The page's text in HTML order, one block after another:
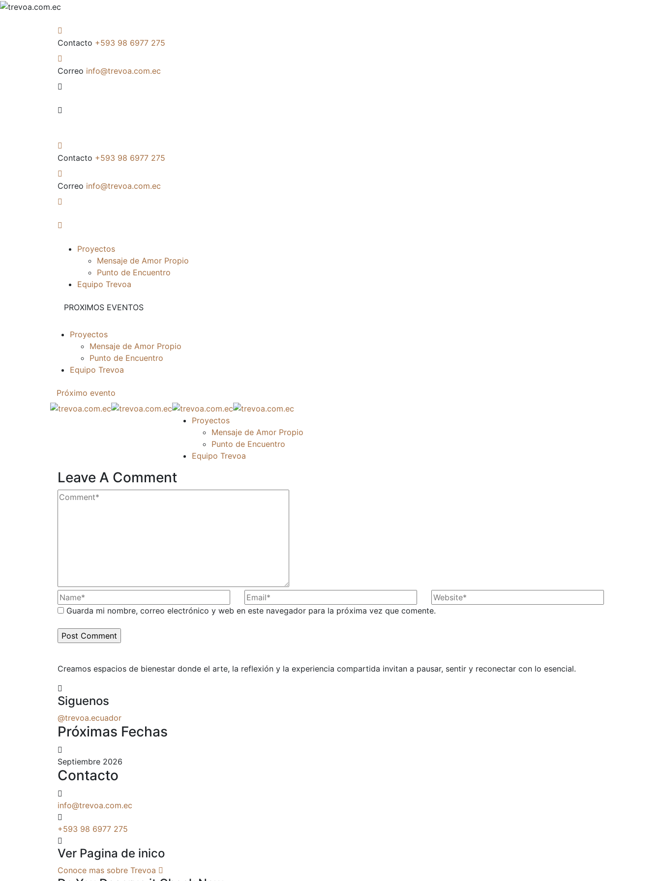
Contacto +593 98 6977 275
Correo info@trevoa.com.ec
Contacto +593 98 6977 275
Correo info@trevoa.com.ec
Proyectos
Mensaje de Amor Propio
Punto de Encuentro
Equipo Trevoa
PROXIMOS EVENTOS
Proyectos
Mensaje de Amor Propio
Punto de Encuentro
Equipo Trevoa
Próximo evento
Proyectos
Mensaje de Amor Propio
Punto de Encuentro
Equipo Trevoa
Leave A Comment
Guarda mi nombre, correo electrónico y web en este navegador para la próxima vez que comente.
Creamos espacios de bienestar donde el arte, la reflexión y la experiencia compartida invitan a pausar, sentir y reconectar con lo esencial.
Siguenos
@trevoa.ecuador
Próximas Fechas
Septiembre 2026
Contacto
info@trevoa.com.ec
+593 98 6977 275
Ver Pagina de inico
Conoce mas sobre Trevoa